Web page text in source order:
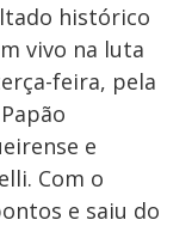
histórico
vivo na luta
feira, pela
e
Com o
e saiu do